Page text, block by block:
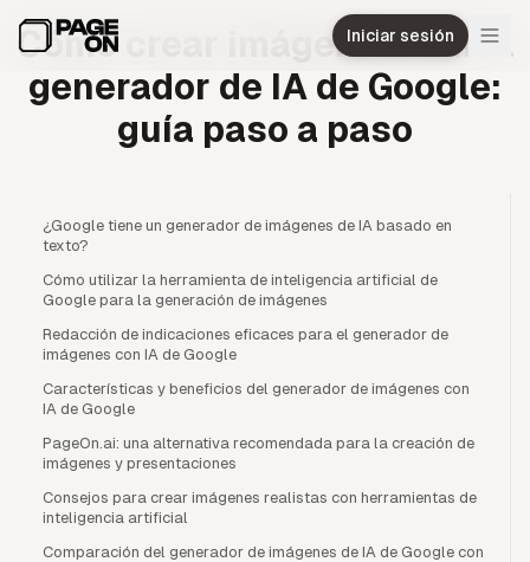
Iniciar sesión
Cómo crear imágenes con el
generador de IA de Google:
guía paso a paso
¿Google tiene un generador de imágenes de IA basado en
texto?
Cómo utilizar la herramienta de inteligencia artificial de
Google para la generación de imágenes
Redacción de indicaciones eficaces para el generador de
imágenes con IA de Google
Características y beneficios del generador de imágenes con
IA de Google
PageOn.ai: una alternativa recomendada para la creación de
imágenes y presentaciones
Consejos para crear imágenes realistas con herramientas de
inteligencia artificial
Comparación del generador de imágenes de IA de Google con